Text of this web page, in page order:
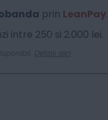
prin LeanPay.
intre 250 si 2.000 lei.
Detalii aici